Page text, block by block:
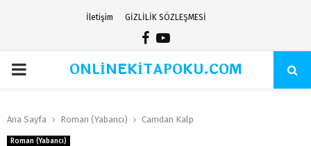
İletişim GİZLİLİK SÖZLEŞMESİ
Facebook
Youtube
PRIMARYONLİNEKİTAPOKU.COM
Ana Sayfa Roman (Yabancı) Camdan Kalp
Roman (Yabancı)